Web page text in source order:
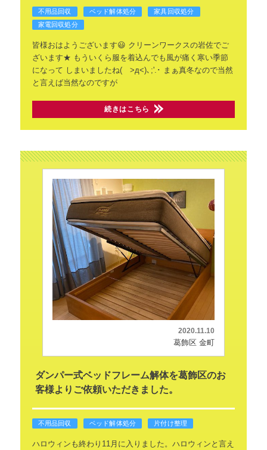
不用品回収 ベッド解体処分
家具回収処分
家電回収処分
皆様おはようございます😃 クリーンワークスの岩佐でご
ざいます★ もういくら服を着込んでも風が痛く寒い季節
になって しまいましたね( >д<)､;'.･
まぁ真冬なので当然
と言えば当然なのですが
続きはこちら
2020.11.10
葛飾区 金町
ダンパー式ベッドフレーム解体を葛飾区のお
客様よりご依頼いただきました。
不用品回収 ベッド解体処分 片付け整理
ハロウィンも終わり11月に入りました。ハロウィンと言え